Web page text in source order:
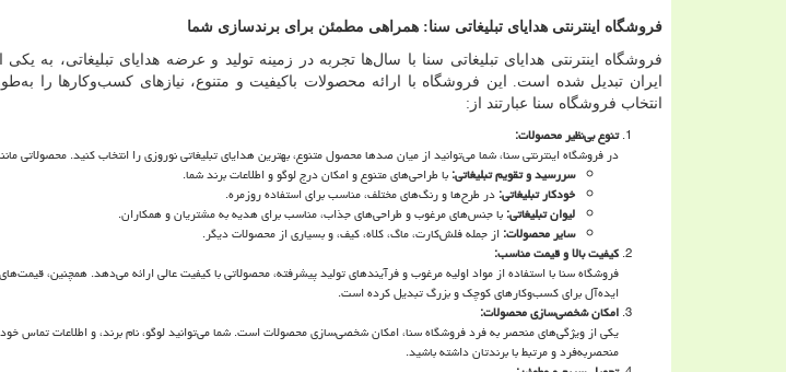
فروشگاه اینترنتی هدایای تبلیغاتی سنا: همراهی مطمئن برای برندسازی شما
فروشگاه اینترنتی هدایای تبلیغاتی سنا با سال‌ها تجربه در زمینه تولید و عرضه هدایای تبلیغاتی، به
ایران تبدیل شده است. این فروشگاه با ارائه محصولات باکیفیت و متنوع، نیازهای کسب‌وکارها را
انتخاب فروشگاه سنا عبارتند از:
تنوع بی‌نظیر محصولات:
در فروشگاه اینترنتی سنا، شما می‌توانید از میان صدها محصول متنوع، بهترین هدایای تبلیغاتی نوروزی را انتخاب کنید. محصولاتی
سررسید و تقویم تبلیغاتی:با طراحی‌های متنوع و امکان درج لوگو و اطلاعات برند شما.
خودکار تبلیغاتی:در طرح‌ها و رنگ‌های مختلف، مناسب برای استفاده روزمره.
لیوان تبلیغاتی:با جنس‌های مرغوب و طراحی‌های جذاب، مناسب برای هدیه به مشتریان و همکاران.
سایر محصولات:از جمله فلش‌کارت، ماگ، کلاه، کیف، و بسیاری از محصولات دیگر.
کیفیت بالا و قیمت مناسب:
فروشگاه سنا با استفاده از مواد اولیه مرغوب و فرآیندهای تولید پیشرفته، محصولاتی با کیفیت عالی ارائه می‌دهد. همچنین،
ایده‌آل برای کسب‌وکارهای کوچک و بزرگ تبدیل کرده است.
امکان شخصی‌سازی محصولات:
یکی از ویژگی‌های منحصر به فرد فروشگاه سنا، امکان شخصی‌سازی محصولات است. شما می‌توانید لوگو، نام برند، و اطلاعات تماس
منحصربه‌فرد و مرتبط با برندتان داشته باشید.